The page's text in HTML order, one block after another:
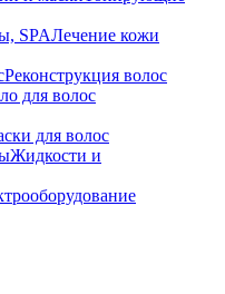
Лечение кожи
Реконструкция волос
для волос
для волос
Жидкости и